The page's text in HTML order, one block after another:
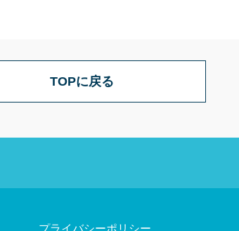
TOPに戻る
プライバシーポリシー